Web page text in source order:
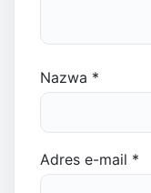
Nazwa *
Adres e-mail *